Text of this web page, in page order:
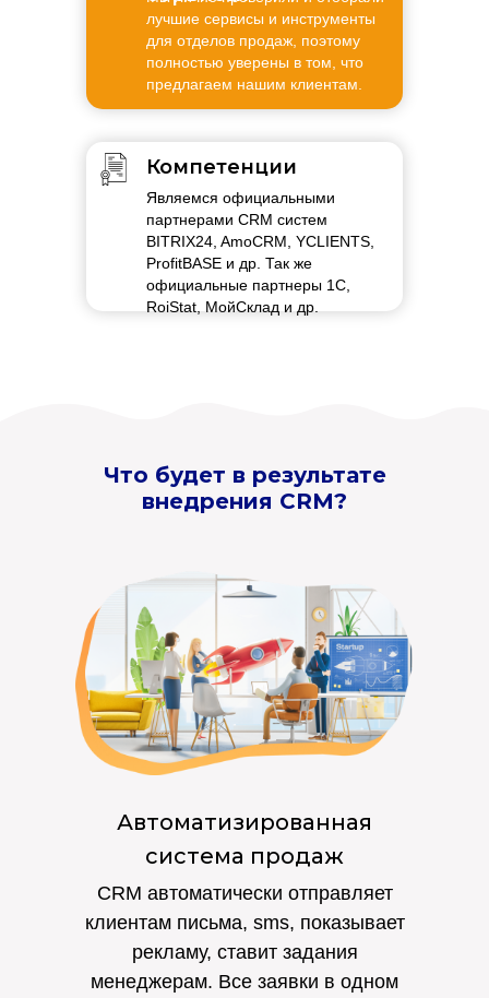
лучшие сервисы и инструменты
для отделов продаж, поэтому
полностью уверены в том, что
предлагаем нашим клиентам.
Компетенции
Являемся официальными
партнерами CRM систем
BITRIX24, AmoCRM, YCLIENTS,
ProfitBASE и др. Так же
официальные партнеры 1С,
RoiStat, МойСклад и др.
Что будет в результате
внедрения CRM?
Автоматизированная
система продаж
CRM автоматически отправляет
клиентам письма, sms, показывает
рекламу, ставит задания
менеджерам. Все заявки в одном